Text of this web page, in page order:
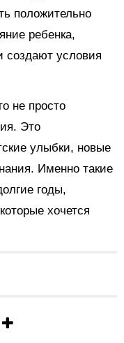
положительно
ребенка,
создают условия
не просто
Это
улыбки, новые
Именно такие
годы,
хочется